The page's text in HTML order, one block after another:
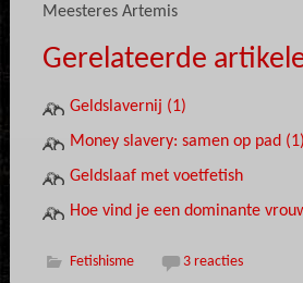
Meesteres Artemis
Gerelateerde
Geldslavernij (1)
Money slavery: samen op pad (1)
Geldslaaf met voetfetish
Hoe vind je een dominante
Fetishisme 3 reacties